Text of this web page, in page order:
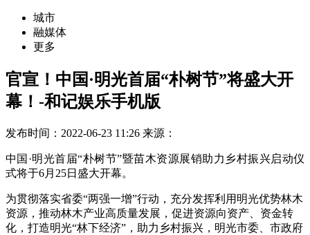
城市
融媒体
更多
​官宣！中国·明光首届“朴树节”将盛大开
幕！-和记娱乐手机版
发布时间：2022-06-23 11:26 来源：
中国·明光首届“朴树节”暨苗木资源展销助力乡村振兴启动仪
式将于6月25日盛大开幕。
为贯彻落实省委“两强一增”行动，充分发挥利用明光优势林木
资源，推动林木产业高质量发展，促进资源向资产、资金转
化，打造明光“林下经济”，助力乡村振兴，明光市委、市政府